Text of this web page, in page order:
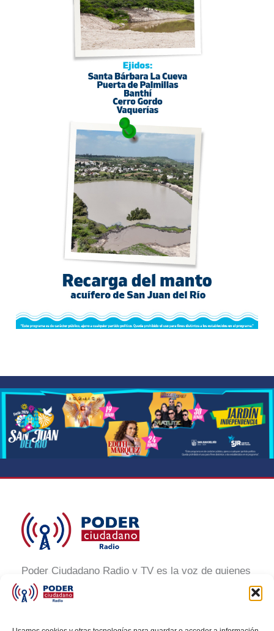
Poder Ciudadano Radio y TV es la voz de quienes
buscan un México informado y participativo.
Nuestro compromiso es conectar con la